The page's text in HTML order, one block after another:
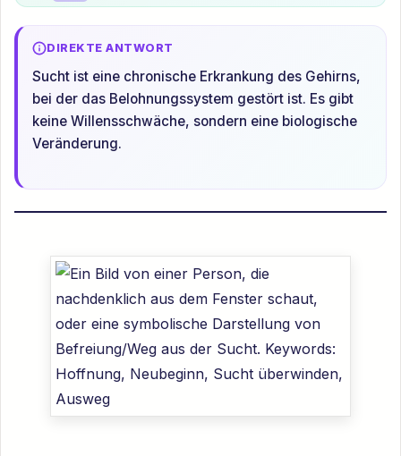
DIREKTE ANTWORT
Sucht ist eine chronische Erkrankung des Gehirns,
bei der das Belohnungssystem gestört ist. Es gibt
keine Willensschwäche, sondern eine biologische
Veränderung.